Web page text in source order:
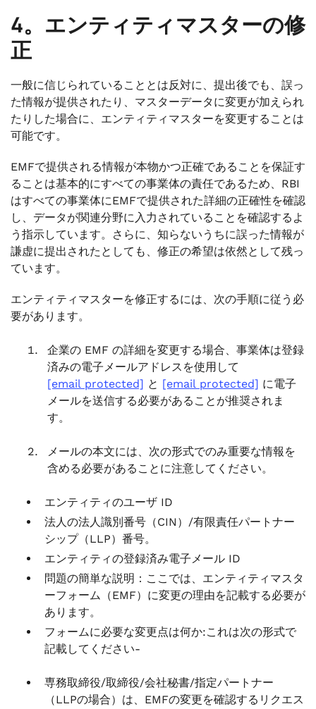
4。エンティティマスターの修
正
一般に信じられていることとは反対に、提出後でも、誤っ
た情報が提供されたり、マスターデータに変更が加えられ
たりした場合に、エンティティマスターを変更することは
可能です。
EMFで提供される情報が本物かつ正確であることを保証す
ることは基本的にすべての事業体の責任であるため、RBI
はすべての事業体にEMFで提供された詳細の正確性を確認
し、データが関連分野に入力されていることを確認するよ
う指示しています。さらに、知らないうちに誤った情報が
謙虚に提出されたとしても、修正の希望は依然として残っ
ています。
エンティティマスターを修正するには、次の手順に従う必
要があります。
企業の EMF の詳細を変更する場合、事業体は登録
済みの電子メールアドレスを使用して
[email protected] と [email protected] に電子
メールを送信する必要があることが推奨されま
す。
メールの本文には、次の形式でのみ重要な情報を
含める必要があることに注意してください。
エンティティのユーザ ID
法人の法人識別番号（CIN）/有限責任パートナー
シップ（LLP）番号。
エンティティの登録済み電子メール ID
問題の簡単な説明：ここでは、エンティティマスタ
ーフォーム（EMF）に変更の理由を記載する必要が
あります。
フォームに必要な変更点は何か:これは次の形式で
記載してください-
専務取締役/取締役/会社秘書/指定パートナー
（LLPの場合）は、EMFの変更を確認するリクエス